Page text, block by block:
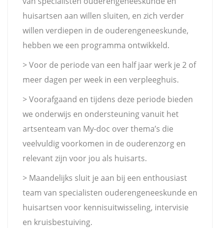
huisartsen aan willen sluiten, en zich verder
willen verdiepen in de ouderengeneeskunde,
hebben we een programma ontwikkeld.
> Voor de periode van een half jaar werk je 2 of
meer dagen per week in een verpleeghuis.
> Voorafgaand en tijdens deze periode bieden
we onderwijs en ondersteuning vanuit het
artsenteam van My-doc over thema’s die
veelvuldig voorkomen in de ouderenzorg en
relevant zijn voor jou als huisarts.
> Maandelijks sluit je aan bij een enthousiast
team van specialisten ouderengeneeskunde en
huisartsen voor kennisuitwisseling, intervisie
en kruisbestuiving.